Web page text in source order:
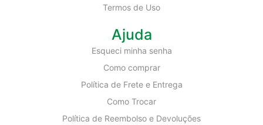
Termos de Uso
Ajuda
Esqueci minha senha
Como comprar
Política de Frete e Entrega
Como Trocar
Política de Reembolso e Devoluções